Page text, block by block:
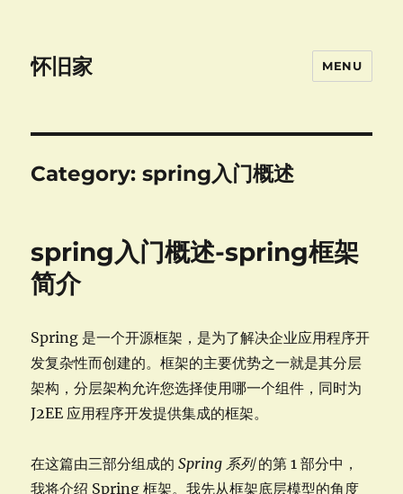
怀旧家 MENU
Category:spring入门概述
spring入门概述-spring框架
简介
Spring 是一个开源框架，是为了解决企业应用程序开
发复杂性而创建的。框架的主要优势之一就是其分层
架构，分层架构允许您选择使用哪一个组件，同时为
J2EE 应用程序开发提供集成的框架。
在这篇由三部分组成的Spring 系列的第 1 部分中，
我将介绍 Spring 框架。我先从框架底层模型的角度